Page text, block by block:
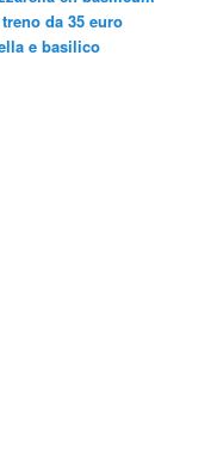
da 35 euro
e basilico